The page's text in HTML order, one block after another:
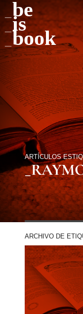
be
is
book
ARTÍCULOS
ARCHIVO DE